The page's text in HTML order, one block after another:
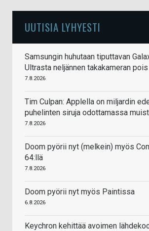
UUTISIA LYHYESTI
Samsungin huhutaan tiputtavan
Ultrasta neljännen takakameran pois
7.8.2026
Tim Culpan: Applella on miljardin
puhelinten siruja odottamassa
7.8.2026
Doom pyörii nyt (melkein) myös
64:llä
7.8.2026
Doom pyörii nyt myös Paintissa
6.8.2026
Keychron kehittää avoimen